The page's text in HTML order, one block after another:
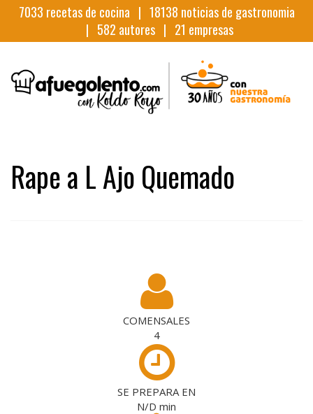
7033 recetas de cocina | 18138 noticias de gastronomia
| 582 autores | 21 empresas
Rape a L Ajo Quemado
COMENSALES
4
SE PREPARA EN
N/D min